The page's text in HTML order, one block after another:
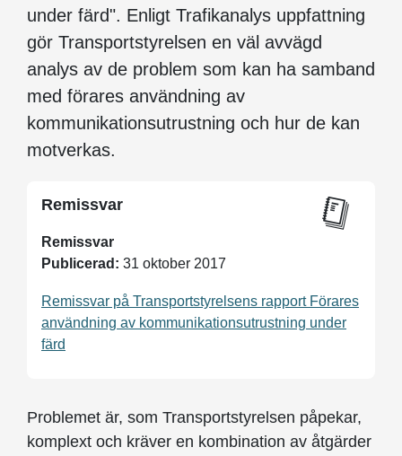
under färd". Enligt Trafikanalys uppfattning
gör Transportstyrelsen en väl avvägd
analys av de problem som kan ha samband
med förares användning av
kommunikationsutrustning och hur de kan
motverkas.
Remissvar
Remissvar
Publicerad: 31 oktober 2017
Remissvar på Transportstyrelsens rapport Förares
användning av kommunikationsutrustning under
färd
Problemet är, som Transportstyrelsen påpekar,
komplext och kräver en kombination av åtgärder